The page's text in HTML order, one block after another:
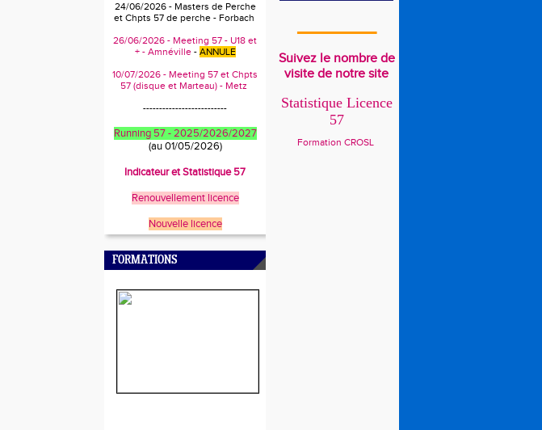
24/06/2026 - Masters de Perche
et Chpts 57 de perche - Forbach
26/06/2026 - Meeting 57 - U18 et
+ - Amnéville- ANNULE
10/07/2026 - Meeting 57 et Chpts
57 (disque et Marteau) - Metz
--------------------------
Running 57 - 2025/2026/2027
(au 01/05/2026)
Indicateur et Statistique 57
Renouvellement licence
Nouvelle licence
FORMATIONS
_______
Suivez le nombre de
visite de notre site
Statistique Licence
57
Formation CROSL